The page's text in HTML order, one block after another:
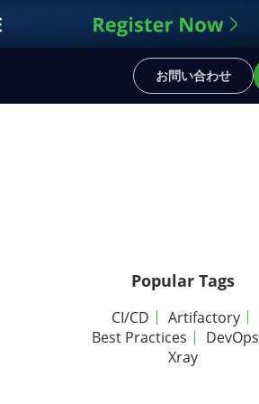
お問い合わせ
Popular Tags
CI/CD
Artifactory
Best Practices
DevOps
Xray